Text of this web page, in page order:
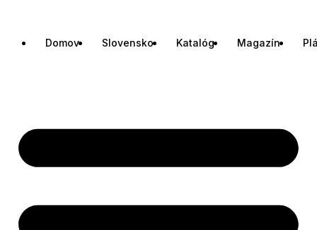
Domov Slovensko Katalóg Magazín